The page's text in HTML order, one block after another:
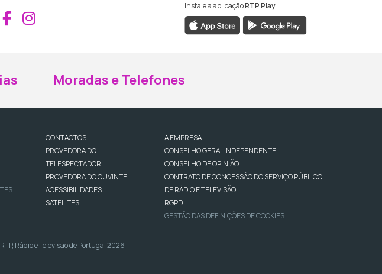
Aceder ao Facebook da RTP Madeira
Aceder ao Instagram da RTP Madeira
Instale a aplicaçãoRTP Play
Moradas e Telefones
CONTACTOS
PROVEDORA DO
TELESPECTADOR
PROVEDORA DO OUVINTE
ACESSIBILIDADES
SATÉLITES
A EMPRESA
CONSELHO GERAL INDEPENDENTE
CONSELHO DE OPINIÃO
CONTRATO DE CONCESSÃO DO SERVIÇO PÚBLICO
DE RÁDIO E TELEVISÃO
RGPD
GESTÃO DAS DEFINIÇÕES DE COOKIES
Rádio e Televisão de Portugal 2026